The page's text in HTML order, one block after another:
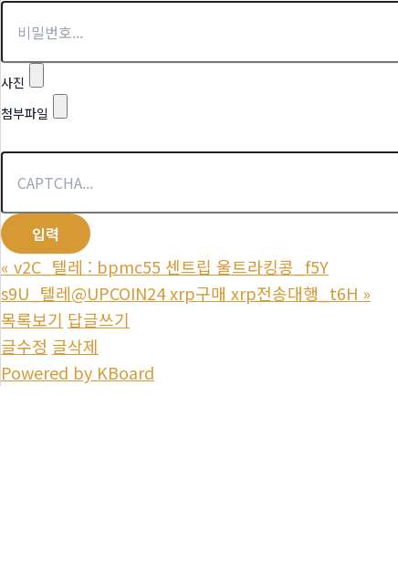
사진
첨부파일
« v2C_텔레 : bpmc55 센트립 울트라킹콩_f5Y
s9U_텔레@UPCOIN24 xrp구매 xrp전송대행_t6H »
목록보기 답글쓰기
글수정 글삭제
Powered by KBoard